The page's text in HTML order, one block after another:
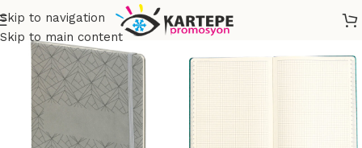
Skip to navigation
Skip to main content